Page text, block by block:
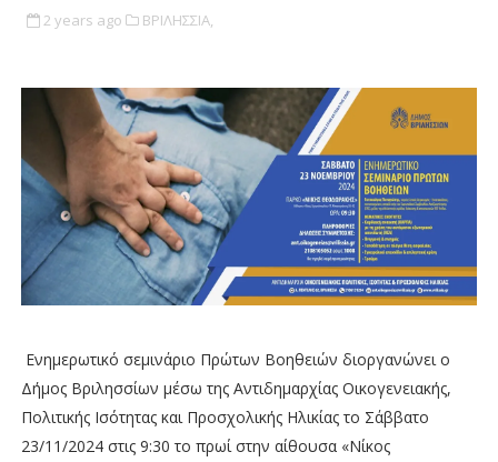
2 years ago ΒΡΙΛΗΣΣΙΑ,
Ενημερωτικό σεμινάριο Πρώτων Βοηθειών διοργανώνει ο
Δήμος Βριλησσίων μέσω της Αντιδημαρχίας Οικογενειακής,
Πολιτικής Ισότητας και Προσχολικής Ηλικίας το Σάββατο
23/11/2024 στις 9:30 το πρωί στην αίθουσα «Νίκος